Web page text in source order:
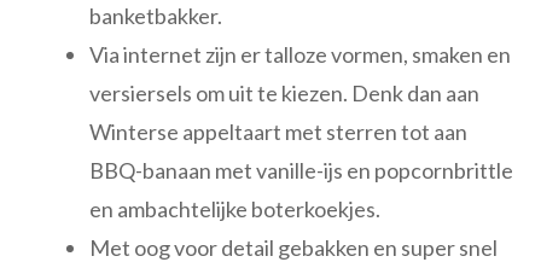
banketbakker.
Via internet zijn er talloze vormen, smaken en
versiersels om uit te kiezen. Denk dan aan
Winterse appeltaart met sterren tot aan
BBQ-banaan met vanille-ijs en popcornbrittle
en ambachtelijke boterkoekjes.
Met oog voor detail gebakken en super snel